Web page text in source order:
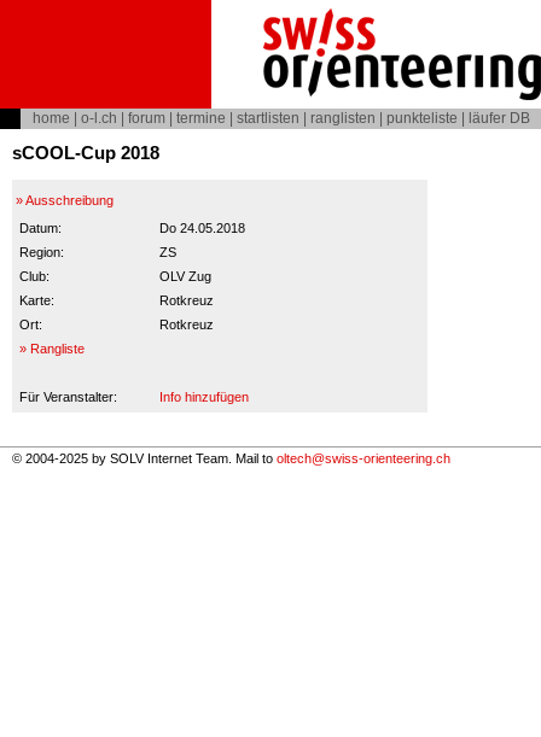
home o-l.ch forum termine startlisten ranglisten punkteliste läufer DB
sCOOL-Cup 2018
» Ausschreibung
Datum:
Do 24.05.2018
Region:
ZS
Club:
OLV Zug
Karte:
Rotkreuz
Ort:
Rotkreuz
» Rangliste
Für Veranstalter: Info hinzufügen
© 2004-2025 by SOLV Internet Team. Mail to oltech@swiss-orienteering.ch